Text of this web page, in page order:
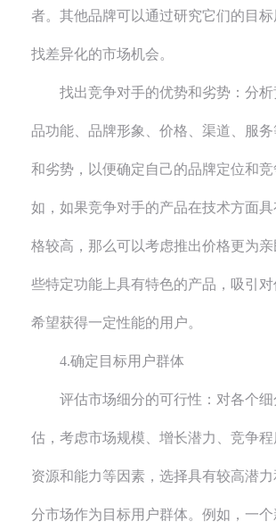
者。其他品牌可以通过研究它们的目
找差异化的市场机会。
找出竞争对手的优势和劣势：分析
品功能、品牌形象、价格、渠道、服
和劣势，以便确定自己的品牌定位和竞
如，如果竞争对手的产品在技术方面
格较高，那么可以考虑推出价格更为
些特定功能上具有特色的产品，吸引对
希望获得一定性能的用户。
4.确定目标用户群体
评估市场细分的可行性：对各个细
估，考虑市场规模、增长潜力、竞争
资源和能力等因素，选择具有较高潜
分市场作为目标用户群体。例如，一